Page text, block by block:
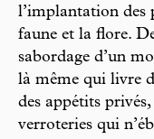
l’implantation des
faune et la flore.
sabordage d’un
là même qui livre
des appétits
verroteries qui